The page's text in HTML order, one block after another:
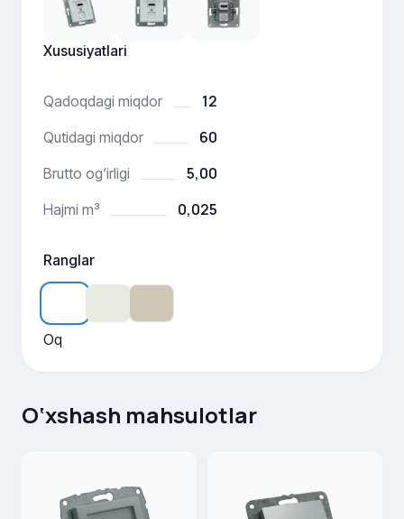
Xususiyatlari
Qadoqdagi miqdor 12
Qutidagi miqdor 60
Brutto og‘irligi 5,00
Hajmi m³ 0,025
Ranglar
Oq
O‘xshash mahsulotlar